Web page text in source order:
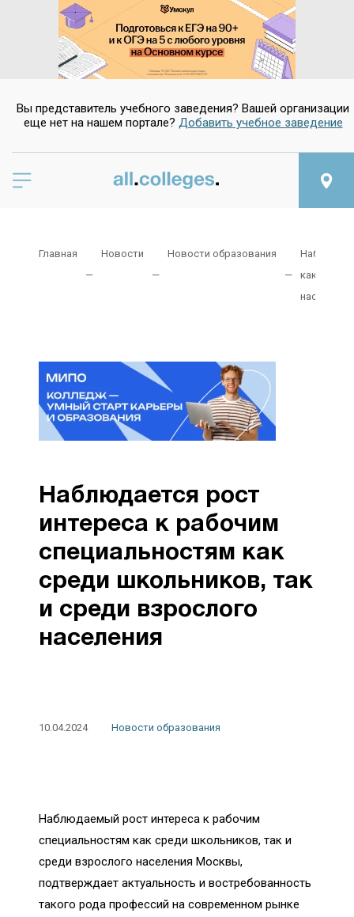
Вы представитель учебного заведения? Вашей организации
еще нет на нашем портале? Добавить учебное заведение
Главная Новости Новости образования
как среди
населения
Наблюдается рост
интереса к рабочим
специальностям как
среди школьников, так
и среди взрослого
населения
10.04.2024 Новости образования
Наблюдаемый рост интереса к рабочим
специальностям как среди школьников, так и
среди взрослого населения Москвы,
подтверждает актуальность и востребованность
такого рода профессий на современном рынке